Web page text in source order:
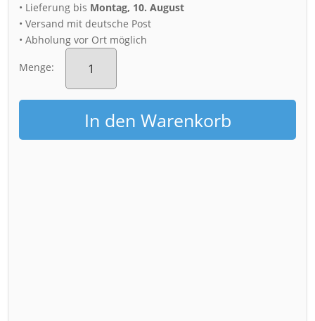
• Lieferung bis Montag, 10. August
• Versand mit deutsche Post
• Abholung vor Ort möglich
Menge:
Fotoabzug
(00430)
Menge
In den Warenkorb